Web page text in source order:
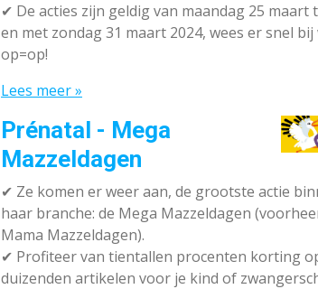
✔ De acties zijn geldig van maandag 25 maart
en met zondag 31 maart 2024, wees er snel
op=op!
Lees meer »
Prénatal - Mega
Mazzeldagen
✔ Ze komen er weer aan, de grootste actie
haar branche: de Mega Mazzeldagen
Mama Mazzeldagen).
✔ Profiteer van tientallen procenten korting
duizenden artikelen voor je kind of